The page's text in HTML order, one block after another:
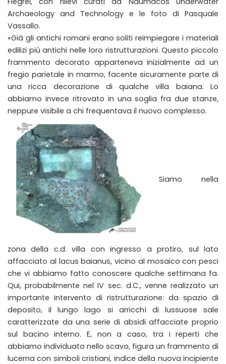
Archaeology and Technology e le foto di Pasquale
Vassallo.
«Già gli antichi romani erano soliti reimpiegare i materiali
edilizi più antichi nelle loro ristrutturazioni. Questo piccolo
frammento decorato apparteneva inizialmente ad un
fregio parietale in marmo, facente sicuramente parte di
una ricca decorazione di qualche villa baiana. Lo
abbiamo invece ritrovato in una soglia fra due stanze,
neppure visibile a chi frequentava il nuovo complesso.
Siamo nella
zona della c.d. villa con ingresso a protiro, sul lato
affacciato al lacus baianus, vicino al mosaico con pesci
che vi abbiamo fatto conoscere qualche settimana fa.
Qui, probabilmente nel IV sec. d.C., venne realizzato un
importante intervento di ristrutturazione: da spazio di
deposito, il lungo lago si arricchì di lussuose sale
caratterizzate da una serie di absidi affacciate proprio
sul bacino interno. E, non a caso, tra i reperti che
abbiamo individuato nello scavo, figura un frammento di
lucerna con simboli cristiani, indice della nuova incipiente